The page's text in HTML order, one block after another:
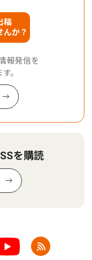
稿
んか？
報発信を
。
を購読